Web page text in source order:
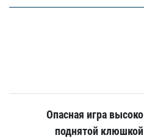
Опасная игра высоко
поднятой клюшкой